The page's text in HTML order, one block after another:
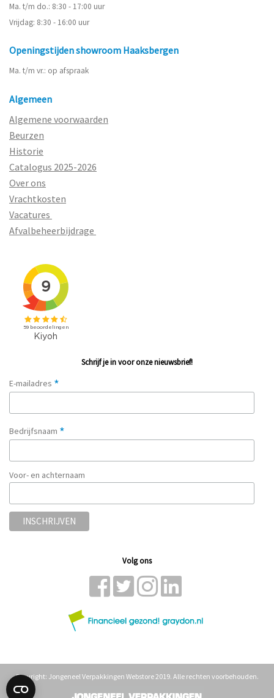
Ma. t/m do.: 8:30 - 17:00 uur
Vrijdag: 8:30 - 16:00 uur
Openingstijden showroom Haaksbergen
Ma. t/m vr.: op afspraak
Algemeen
Algemene voorwaarden
Beurzen
Historie
Catalogus 2025-2026
Over ons
Vrachtkosten
Vacatures
Afvalbeheerbijdrage
Schrijf je in voor onze nieuwsbrief!
E-mailadres *
Bedrijfsnaam *
Voor- en achternaam
Volg ons
Copyright: Jongeneel Verpakkingen Webstore 2019. Alle rechten voorbehouden.